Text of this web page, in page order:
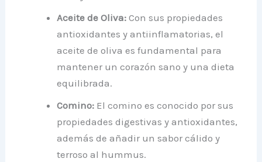
Aceite de Oliva: Con sus propiedades
antioxidantes y antiinflamatorias, el
aceite de oliva es fundamental para
mantener un corazón sano y una dieta
equilibrada.
Comino: El comino es conocido por sus
propiedades digestivas y antioxidantes,
además de añadir un sabor cálido y
terroso al hummus.